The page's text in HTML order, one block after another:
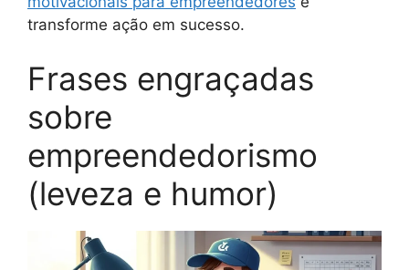
transforme ação em sucesso.
Frases engraçadas
sobre
empreendedorismo
(leveza e humor)